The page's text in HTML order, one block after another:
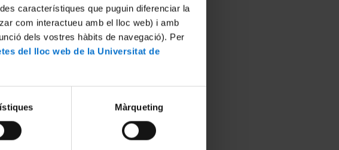
característiques que puguin diferenciar la
com interactueu amb el lloc web) i amb
dels vostres hàbits de navegació). Per
del lloc web de la Universitat de
Màrqueting